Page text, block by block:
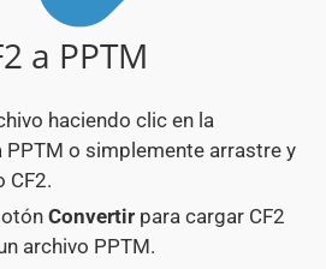
a PPTM
haciendo clic en la
PPTM o simplemente arrastre y
CF2.
Convertir para cargar CF2
archivo PPTM.